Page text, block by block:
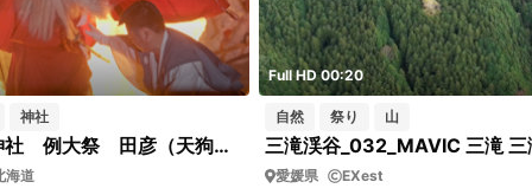
神社
古平町 琴平神社 例大祭 田彦（天狗）の火渡り
海道
Full HD 00:20
自然 祭り 山
愛媛県 EXest